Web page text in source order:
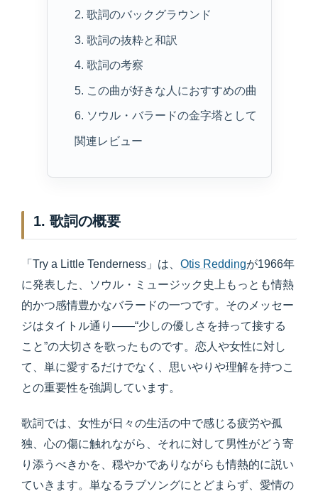
2. 歌詞のバックグラウンド
3. 歌詞の抜粋と和訳
4. 歌詞の考察
5. この曲が好きな人におすすめの曲
6. ソウル・バラードの金字塔として
関連レビュー
1. 歌詞の概要
「Try a Little Tenderness」は、 Otis Reddingが1966年
に発表した、ソウル・ミュージック史上もっとも情熱
的かつ感情豊かなバラードの一つです。そのメッセー
ジはタイトル通り――“少しの優しさを持って接する
こと”の大切さを歌ったものです。恋人や女性に対し
て、単に愛するだけでなく、思いやりや理解を持つこ
との重要性を強調しています。
歌詞では、女性が日々の生活の中で感じる疲労や孤
独、心の傷に触れながら、それに対して男性がどう寄
り添うべきかを、穏やかでありながらも情熱的に説い
ていきます。単なるラブソングにとどまらず、愛情の